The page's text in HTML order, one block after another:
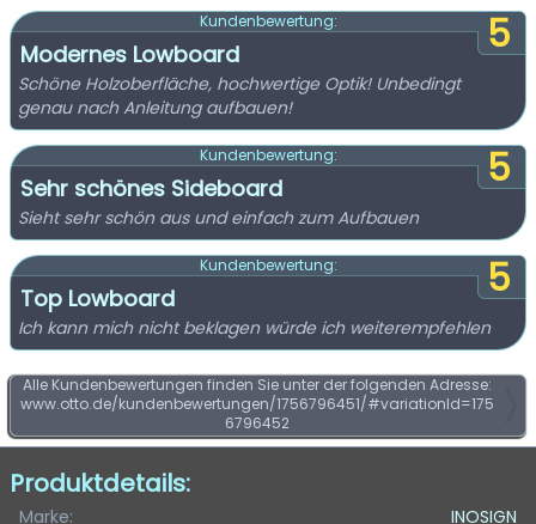
5
Kundenbewertung:
Modernes Lowboard
Schöne Holzoberfläche, hochwertige Optik! Unbedingt
genau nach Anleitung aufbauen!
5
Kundenbewertung:
Sehr schönes Sideboard
Sieht sehr schön aus und einfach zum Aufbauen
5
Kundenbewertung:
Top Lowboard
Ich kann mich nicht beklagen würde ich weiterempfehlen
Alle Kundenbewertungen finden Sie unter der folgenden Adresse:
www.otto.de/kundenbewertungen/1756796451/#variationId=175
6796452
Produktdetails:
Marke:
INOSIGN